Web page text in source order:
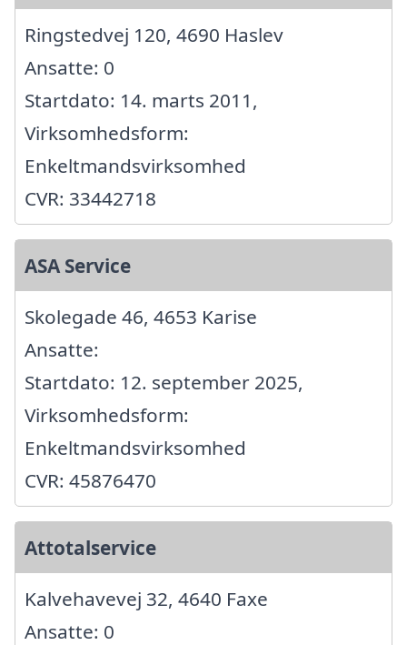
Ringstedvej 120, 4690 Haslev
Ansatte: 0
Startdato: 14. marts 2011,
Virksomhedsform:
Enkeltmandsvirksomhed
CVR: 33442718
ASA Service
Skolegade 46, 4653 Karise
Ansatte:
Startdato: 12. september 2025,
Virksomhedsform:
Enkeltmandsvirksomhed
CVR: 45876470
Attotalservice
Kalvehavevej 32, 4640 Faxe
Ansatte: 0